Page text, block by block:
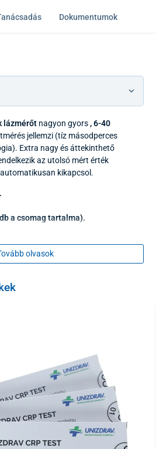
Dokumentumok
lázmérőt nagyon gyors , 6-40
jellemzi (tíz másodperces
Extra nagy és áttekinthető
az utolsó mért érték
kikapcsol.
a csomag tartalma).
olvasok